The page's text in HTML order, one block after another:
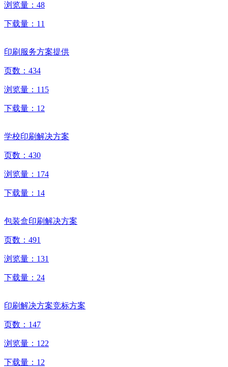
浏览量： 48
下载量： 11
印刷服务方案提供
页数： 434
浏览量： 115
下载量： 12
学校印刷解决方案
页数： 430
浏览量： 174
下载量： 14
包装盒印刷解决方案
页数： 491
浏览量： 131
下载量： 24
印刷解决方案竞标方案
页数： 147
浏览量： 122
下载量： 12